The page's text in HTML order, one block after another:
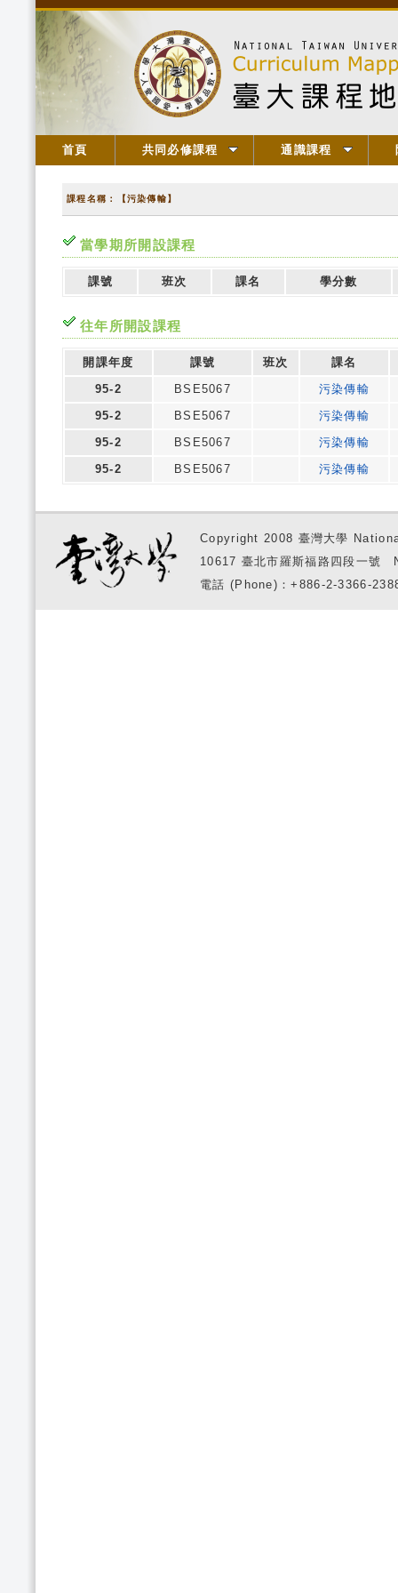
首頁 共同必修課程 通識課程
課程名稱：【污染傳輸】
當學期所開設課程
課號 班次 課名 學分數
往年所開設課程
開課年度 課號 班次
課名
95-2
BSE5067
污染傳輸
95-2
BSE5067
污染傳輸
95-2
BSE5067
污染傳輸
95-2
BSE5067 污染傳輸
Copyright 2008 臺灣大學
10617 臺北市羅斯福路四段一
電話 (Phone)：+886-2-3366-